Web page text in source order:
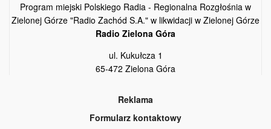
Program miejski Polskiego Radia - Regionalna Rozgłośnia w
Zielonej Górze "Radio Zachód S.A." w likwidacji w Zielonej Górze
Radio Zielona Góra
ul. Kukułcza 1
65-472 Zielona Góra
Reklama
Formularz kontaktowy